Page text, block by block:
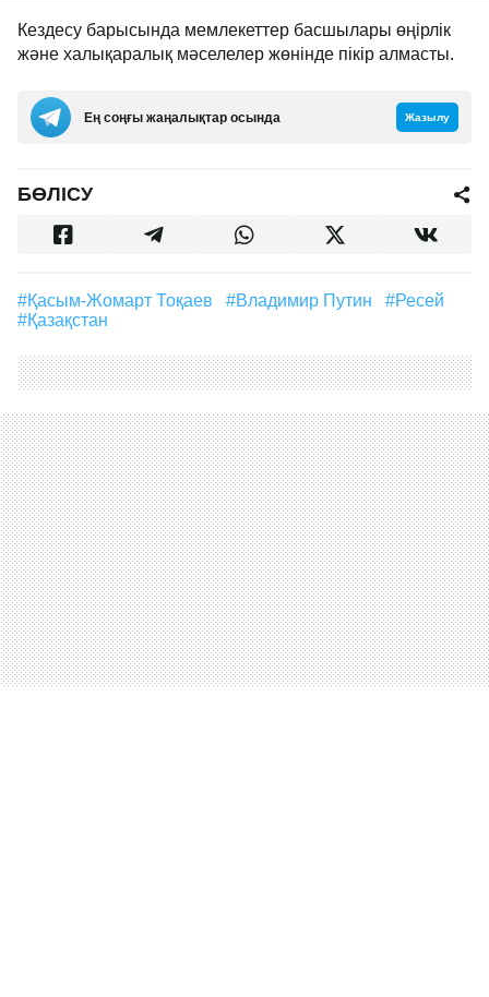
Кездесу барысында мемлекеттер басшылары өңірлік
және халықаралық мәселелер жөнінде пікір алмасты.
Ең соңғы жаңалықтар осында Жазылу
БӨЛІСУ
#Қасым-Жомарт Тоқаев #Владимир Путин
#Ресей
#Қазақстан